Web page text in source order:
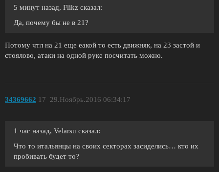
5 минут назад, Flikz сказал:
Да, почему бы не в 21?
Потому чтл на 21 еще еакой то есть движняк, на 23 застой и
стоялово, атаки на одной руке посчитать можно.
34369662 29.Ноябрь.2016 06:34:17
17
1 час назад, Velarsu сказал:
Что то итальянцы на своих секторах засиделись… кто их
пробивать будет то?